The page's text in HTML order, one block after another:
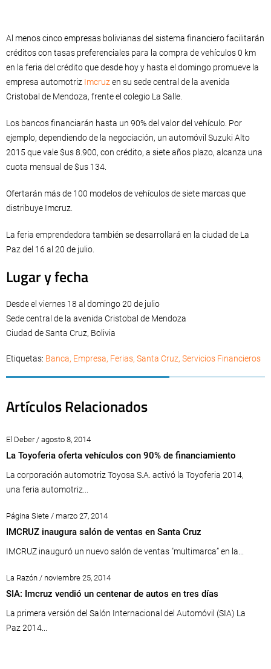
Al menos cinco empresas bolivianas del sistema financiero facilitarán
créditos con tasas preferenciales para la compra de vehículos 0 km
en la feria del crédito que desde hoy y hasta el domingo promueve la
empresa automotriz Imcruzen su sede central de la avenida
Cristobal de Mendoza, frente el colegio La Salle.
Los bancos financiarán hasta un 90% del valor del vehículo. Por
ejemplo, dependiendo de la negociación, un automóvil Suzuki Alto
2015 que vale $us 8.900, con crédito, a siete años plazo, alcanza una
cuota mensual de $us 134.
Ofertarán más de 100 modelos de vehículos de siete marcas que
distribuye Imcruz.
La feria emprendedora también se desarrollará en la ciudad de La
Paz del 16 al 20 de julio.
Lugar y fecha
Desde el viernes 18 al domingo 20 de julio
Sede central de la avenida Cristobal de Mendoza
Ciudad de Santa Cruz, Bolivia
Etiquetas: Banca, Empresa, Ferias, Santa Cruz, Servicios Financieros
Artículos Relacionados
El Deber / agosto 8, 2014
La Toyoferia oferta vehículos con 90% de financiamiento
La corporación automotriz Toyosa S.A. activó la Toyoferia 2014,
una feria automotriz...
Página Siete / marzo 27, 2014
IMCRUZ inaugura salón de ventas en Santa Cruz
IMCRUZ inauguró un nuevo salón de ventas "multimarca” en la...
La Razón / noviembre 25, 2014
SIA: Imcruz vendió un centenar de autos en tres días
La primera versión del Salón Internacional del Automóvil (SIA) La
Paz 2014...